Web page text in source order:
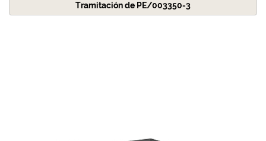
Tramitación de PE/003350-3